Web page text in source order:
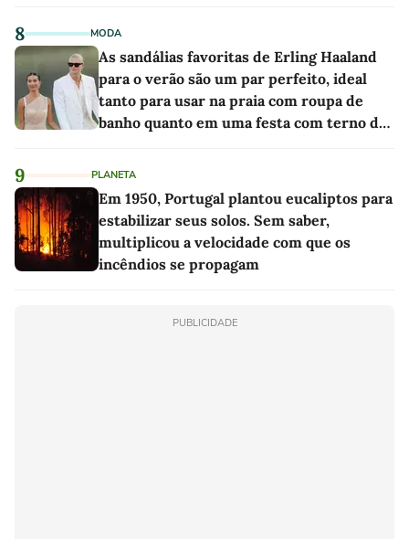
8 MODA
As sandálias favoritas de Erling Haaland
para o verão são um par perfeito, ideal
tanto para usar na praia com roupa de
banho quanto em uma festa com terno de
9 PLANETA
Em 1950, Portugal plantou eucaliptos para
estabilizar seus solos. Sem saber,
multiplicou a velocidade com que os
incêndios se propagam
PUBLICIDADE